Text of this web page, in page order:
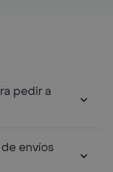
pedir a
envíos